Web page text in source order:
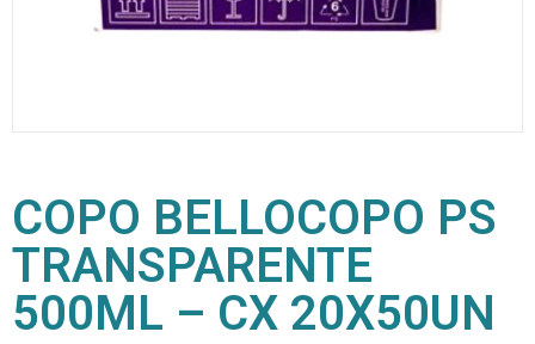
COPO BELLOCOPO PS
TRANSPARENTE
500ML – CX 20X50UN